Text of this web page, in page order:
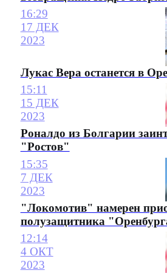
16:29
17 ДЕК
2023
Лукас Вера останется в
15:11
15 ДЕК
2023
Роналдо из Болгарии
"Ростов"
15:35
7 ДЕК
2023
"Локомотив" намерен
полузащитника
12:14
4 ОКТ
2023